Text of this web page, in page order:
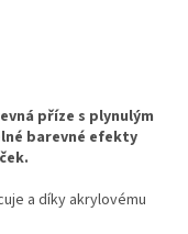
příze s plynulým
barevné efekty
a díky akrylovému